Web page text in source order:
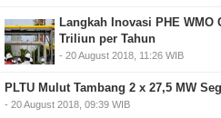
Langkah Inovasi PHE WMO
Triliun per Tahun
- 20 August 2018, 11:26 WIB
PLTU Mulut Tambang 2 x 27,5 MW
- 20 August 2018, 09:39 WIB